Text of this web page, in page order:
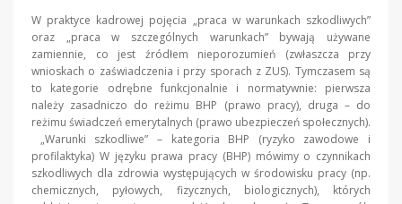
W praktyce kadrowej pojęcia „praca w warunkach szkodliwych”
oraz „praca w szczególnych warunkach” bywają używane
zamiennie, co jest źródłem nieporozumień (zwłaszcza przy
wnioskach o zaświadczenia i przy sporach z ZUS). Tymczasem są
to kategorie odrębne funkcjonalnie i normatywnie: pierwsza
należy zasadniczo do reżimu BHP (prawo pracy), druga – do
reżimu świadczeń emerytalnych (prawo ubezpieczeń społecznych).
„Warunki szkodliwe” – kategoria BHP (ryzyko zawodowe i
profilaktyka) W języku prawa pracy (BHP) mówimy o czynnikach
szkodliwych dla zdrowia występujących w środowisku pracy (np.
chemicznych, pyłowych, fizycznych, biologicznych), których